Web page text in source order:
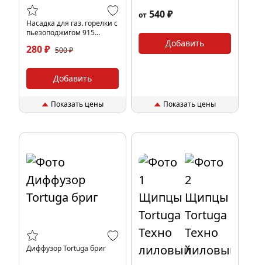
Насадка для газ. горелки с
пьезоподжигом 915
280 ₽ 500 ₽
Добавить
Показать цены
от 540 ₽
Добавить
Показать цены
Диффузор Tortuga бриг